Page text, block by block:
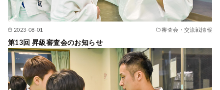
2023-08-01 審査会・交流戦情報
第13回 昇級審査会のお知らせ